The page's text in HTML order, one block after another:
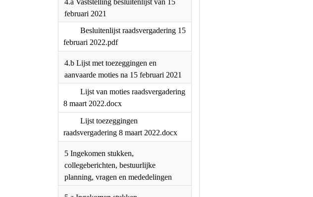
4.a Vaststelling besluitenlijst van
15 februari 2021
Besluitenlijst
raadsvergadering 15 februari
2022.pdf
4.b Lijst met toezeggingen en
aanvaarde moties na 15
februari 2021
Lijst van moties
raadsvergadering 8 maart
2022.docx
Lijst toezeggingen
raadsvergadering 8 maart
2022.docx